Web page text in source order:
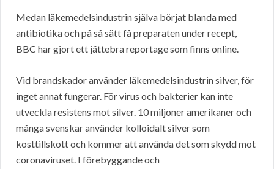
Medan läkemedelsindustrin själva börjat blanda med
antibiotika och på så sätt få preparaten under recept,
BBC har gjort ett jättebra reportage som finns online.
Vid brandskador använder läkemedelsindustrin silver, för
inget annat fungerar. För virus och bakterier kan inte
utveckla resistens mot silver. 10 miljoner amerikaner och
många svenskar använder kolloidalt silver som
kosttillskott och kommer att använda det som skydd mot
coronaviruset. I förebyggande och